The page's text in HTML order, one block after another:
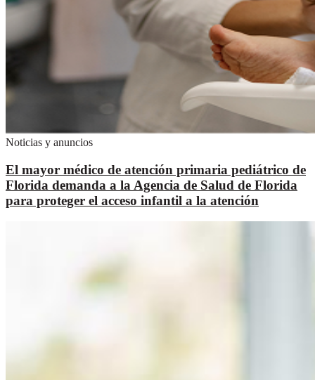
Noticias y anuncios
El mayor médico de atención primaria pediátrico de
Florida demanda a la Agencia de Salud de Florida
para proteger el acceso infantil a la atención